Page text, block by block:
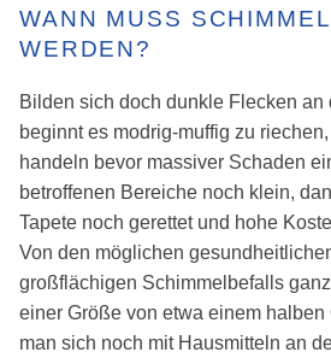
WANN MUSS
WERDEN?
Bilden sich doch dunkle Flecken an
beginnt es modrig-muffig zu
handeln bevor massiver Schaden
betroffenen Bereiche noch klein,
Tapete noch gerettet und hohe
Von den möglichen
großflächigen Schimmelbefalls
einer Größe von etwa einem halben
man sich noch mit Hausmitteln an